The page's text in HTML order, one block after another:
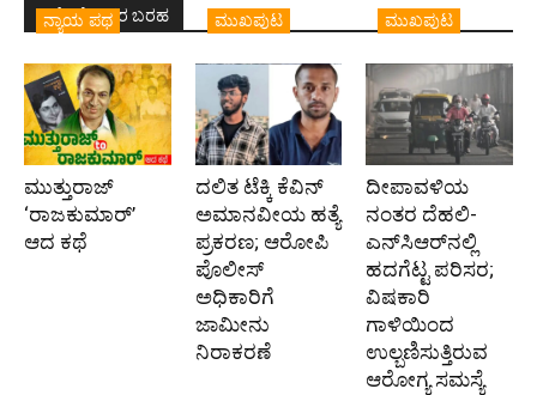
ಇದೇ ಲೇಖಕರ ಬರಹ
ನ್ಯಾಯ ಪಥ
ಮುತ್ತುರಾಜ್
‘ರಾಜಕುಮಾರ್‍’
ಆದ ಕಥೆ
ಮುಖಪುಟ
ದಲಿತ ಟೆಕ್ಕಿ ಕೆವಿನ್
ಅಮಾನವೀಯ ಹತ್ಯೆ
ಪ್ರಕರಣ; ಆರೋಪಿ
ಪೊಲೀಸ್‌
ಅಧಿಕಾರಿಗೆ
ಜಾಮೀನು
ನಿರಾಕರಣೆ
ಮುಖಪುಟ
ದೀಪಾವಳಿಯ
ನಂತರ ದೆಹಲಿ-
ಎನ್‌ಸಿಆರ್‌ನಲ್ಲಿ
ಹದಗೆಟ್ಟ ಪರಿಸರ;
ವಿಷಕಾರಿ
ಗಾಳಿಯಿಂದ
ಉಲ್ಬಣಿಸುತ್ತಿರುವ
ಆರೋಗ್ಯ ಸಮಸ್ಯೆ